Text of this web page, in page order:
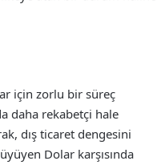
için zorlu bir süreç
daha rekabetçi hale
dış ticaret dengesini
Dolar karşısında